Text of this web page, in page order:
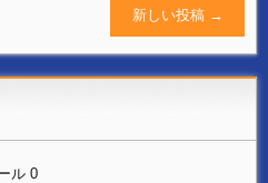
新しい投稿 →
ル 0